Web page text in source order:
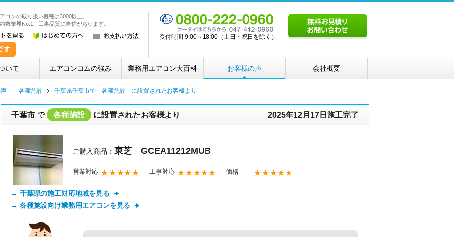
業務用・店舗用エアコン専門店 エアコンコム
コンの取り扱い機種は3000以上。
数業界No.1。工事品質に自信があります。
受付時間 9:00～18:00（土日・祝日を除く）
いて エアコンコムの強み 業務用エアコン大百科 お客様の声 会社概要
声 各種施設 千葉県千葉市で 各種施設 に設置されたお客様より
千葉市 で 各種施設 に設置されたお客様より 2025年12月17日施工完了
ご購入商品： 東芝 GCEA11212MUB
営業対応 ★★★★★ 工事対応 ★★★★★ 価格 ★★★★★
→ 千葉県の施工対応地域を見る
→ 各種施設向け業務用エアコンを見る